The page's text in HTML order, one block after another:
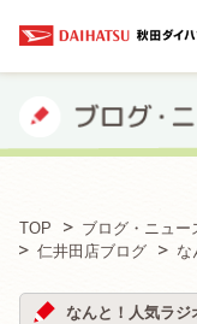
TOP ブログ・ニュー
仁井田店ブログ
な
なんと！人気ラジ